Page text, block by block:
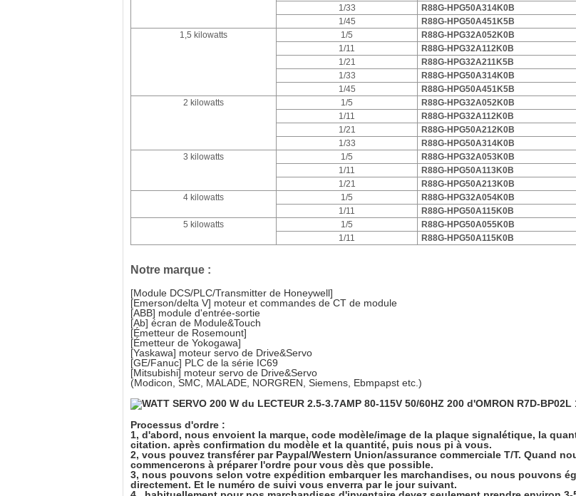
1/33
R88G-HPG50A314K0B
1/45
R88G-HPG50A451K5B
1,5 kilowatts
1/5
R88G-HPG32A052K0B
1/11
R88G-HPG32A112K0B
1/21
R88G-HPG32A211K5B
1/33
R88G-HPG50A314K0B
1/45
R88G-HPG50A451K5B
2 kilowatts
1/5
R88G-HPG32A052K0B
1/11
R88G-HPG32A112K0B
1/21
R88G-HPG50A212K0B
1/33
R88G-HPG50A314K0B
3 kilowatts
1/5
R88G-HPG32A053K0B
1/11
R88G-HPG50A113K0B
1/21
R88G-HPG50A213K0B
4 kilowatts
1/5
R88G-HPG32A054K0B
1/11
R88G-HPG50A115K0B
5 kilowatts
1/5
R88G-HPG50A055K0B
1/11
R88G-HPG50A115K0B
Notre marque :
[Module DCS/PLC/Transmitter de Honeywell]
[Emerson/delta V] moteur et commandes de CT de module
[ABB] module d'entrée-sortie
[Ab] écran de Module&Touch
[Émetteur de Rosemount]
[Émetteur de Yokogawa]
[Yaskawa] moteur servo de Drive&Servo
[GE/Fanuc] PLC de la série IC69
[Mitsubishi] moteur servo de Drive&Servo
(Modicon, SMC, MALADE, NORGREN, Siemens, Ebmpapst etc.)
Processus d'ordre :
1, d'abord, nous envoient la marque, code modèle/image de la plaque signalétique, la
citation. après confirmation du modèle et la quantité, puis nous pi à vous.
2, vous pouvez transférer par Paypal/Western Union/assurance commerciale T/T. Quand
commencerons à préparer l'ordre pour vous dès que possible.
3, nous pouvons selon votre expédition embarquer les marchandises, ou nous pouvons
directement. Et le numéro de suivi vous enverra par le jour suivant.